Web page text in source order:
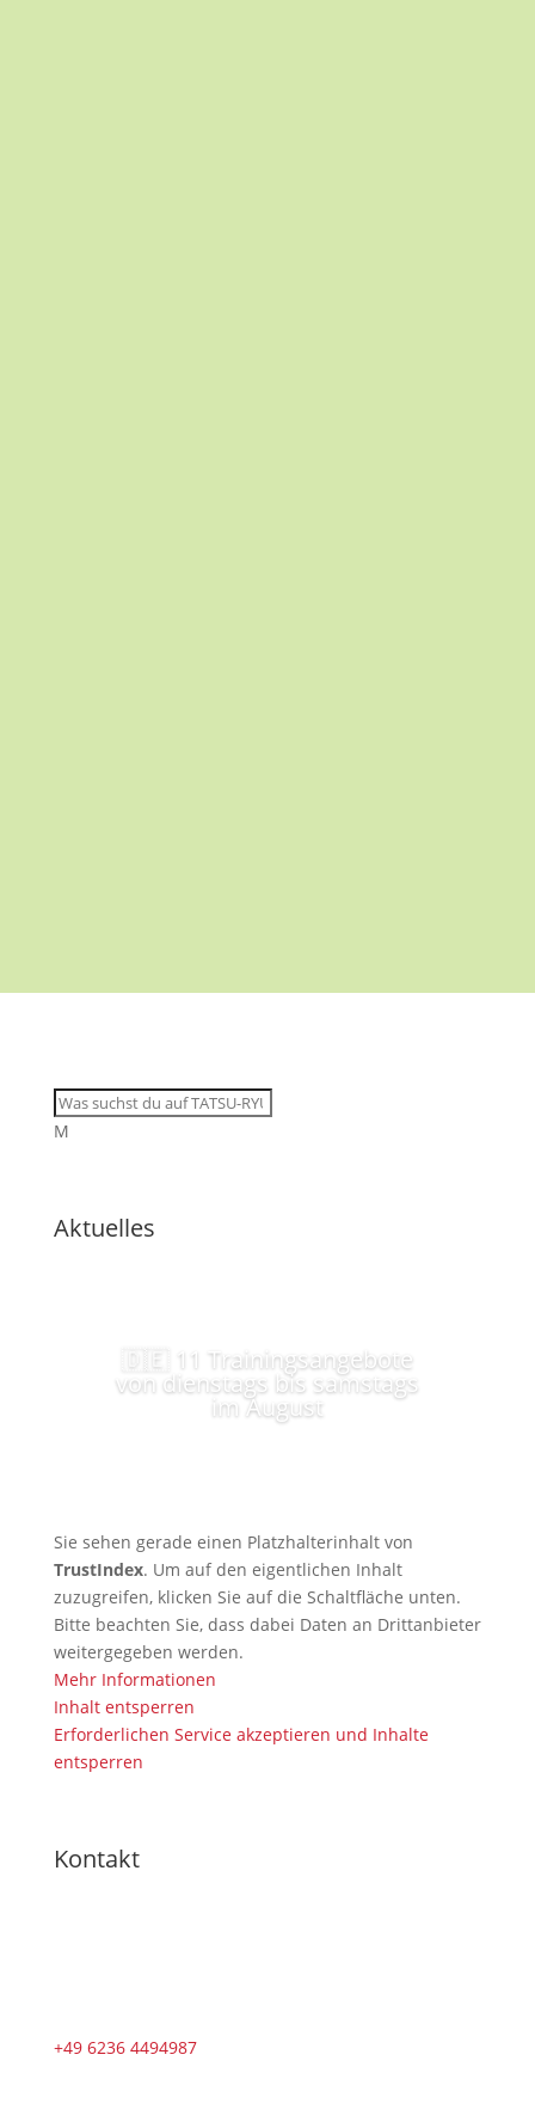
M
Aktuelles
🇩🇪 11 Trainingsangebote
von dienstags bis samstags
im August
Sie sehen gerade einen Platzhalterinhalt von
TrustIndex. Um auf den eigentlichen Inhalt
zuzugreifen, klicken Sie auf die Schaltfläche unten.
Bitte beachten Sie, dass dabei Daten an Drittanbieter
weitergegeben werden.
Mehr Informationen
Inhalt entsperren
Erforderlichen Service akzeptieren und Inhalte
entsperren
Kontakt
+49 6236 4494987